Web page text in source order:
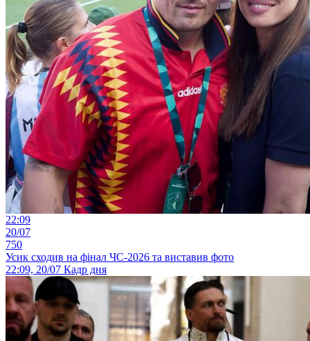
22:09
20/07
750
Усик сходив на фінал ЧС-2026 та виставив фото
22:09, 20/07 Кадр дня